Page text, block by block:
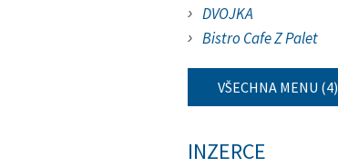
DVOJKA
Bistro Cafe Z Palet
VŠECHNA MENU (4)
INZERCE